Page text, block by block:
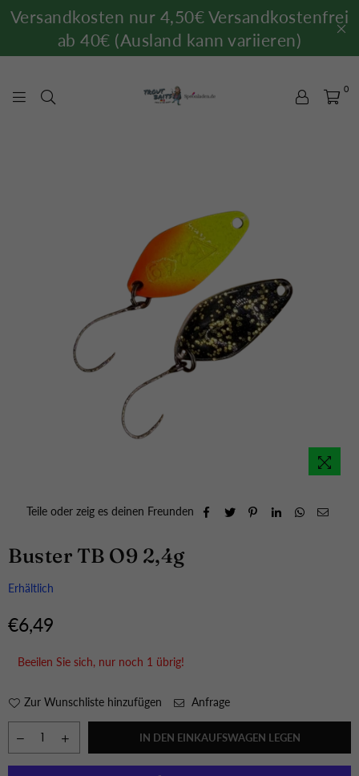
Versandkosten nur 4,50€ Versandkostenfrei
ab 40€ (Ausland kann variieren)
0
Teile oder zeig es deinen Freunden
Buster TB O9 2,4g
Erhältlich
Normaler
€6,49
Beeilen Sie sich, nur noch 1 übrig!
Zur Wunschliste hinzufügen Anfrage
IN DEN EINKAUFSWAGEN LEGEN